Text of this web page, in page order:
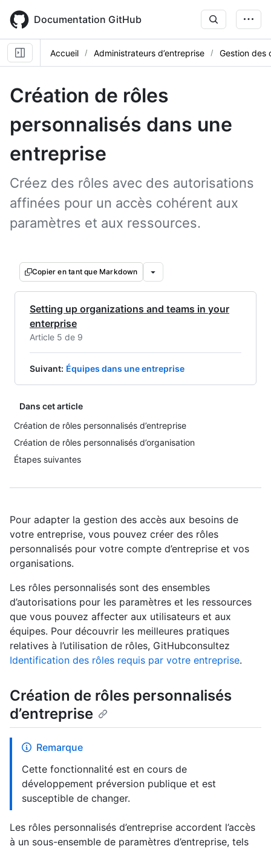
main
content
Documentation GitHub
Accueil Administrateurs d’entreprise Gestion des
Création de rôles
personnalisés dans une
entreprise
Créez des rôles avec des autorisations
affinées pour un accès cohérent aux
paramètres et aux ressources.
Copier en tant que Markdown
Setting up organizations and teams in your
enterprise
Article 5 de 9
Suivant: Équipes dans une entreprise
Dans cet article
Création de rôles personnalisés d’entreprise
Création de rôles personnalisés d’organisation
Étapes suivantes
Pour adapter la gestion des accès aux besoins de
votre entreprise, vous pouvez créer des rôles
personnalisés pour votre compte d’entreprise et vos
organisations.
Les rôles personnalisés sont des ensembles
d’autorisations pour les paramètres et les ressources
que vous pouvez affecter aux utilisateurs et aux
équipes. Pour découvrir les meilleures pratiques
relatives à l’utilisation de rôles, GitHubconsultez
Identification des rôles requis par votre entreprise.
Création de rôles personnalisés
d’entreprise
Remarque
Cette fonctionnalité est en cours de
développement préversion publique et est
susceptible de changer.
Les rôles personnalisés d’entreprise accordent l’accès
à un sous-ensemble de paramètres d’entreprise, tels